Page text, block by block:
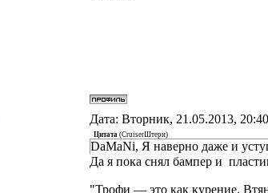
Дата: Вторник, 21.05.2013,
Цитата (СruiserШтерн)
DaMaNi, Я наверно даже и
Да я пока снял бампер и
"Трофи — это как курение.